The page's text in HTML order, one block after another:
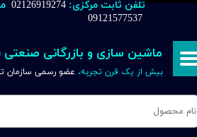
تلفن ثابت مرکزی: 02126919274
09121577537
ماشین سازی و بازرگانی صنعتی
بیش از یک قرن تجربه، عضو رسمی سازمان
خروج از حساب کاربری